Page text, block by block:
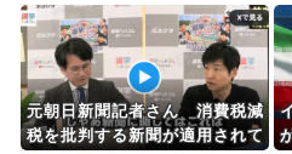
元朝日新聞記者さん 消費税減
税を批判する新聞が適用されて